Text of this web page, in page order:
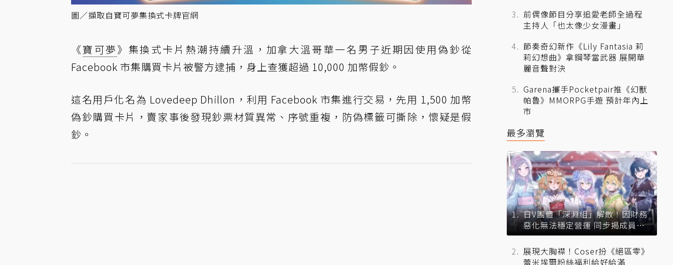
圖／擷取自寶可夢集換式卡牌官網
《寶可夢》集換式卡片熱潮持續升溫，加拿大溫哥華一名男子近期因使用偽鈔從
Facebook 市集購買卡片被警方逮捕，身上查獲超過 10,000 加幣假鈔。
這名用戶化名為 Lovedeep Dhillon，利用 Facebook 市集進行交易，先用 1,500 加幣
偽鈔購買卡片，賣家事後發現鈔票材質異常、序號重複，防偽標籤可撕除，懷疑是假
鈔。
前偶像節目分享追愛老師全過程
主持人「也太像少女漫畫」
節奏奇幻新作《Lily Fantasia 莉
莉幻想曲》拿鋼琴當武器 展開華
麗音聲對決
Garena攜手Pocketpair推《幻獸
帕魯》MMORPG手遊 預計年內上
市
最多瀏覽
日V團體「深淵組」解散！因財務
惡化無法穩定營運 同步揭成員未
來去向
展現大胸襟！Coser扮《絕區零》
蕾米埃爾粉絲福利給好給滿